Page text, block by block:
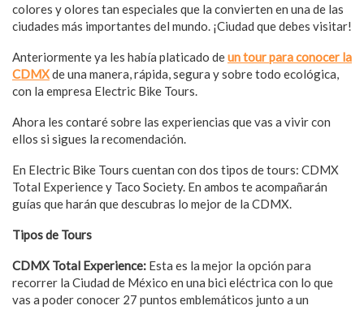
colores y olores tan especiales que la convierten en una de las
ciudades más importantes del mundo. ¡Ciudad que debes visitar!
Anteriormente ya les había platicado deun tour para conocer la
CDMXde una manera, rápida, segura y sobre todo ecológica,
con la empresa Electric Bike Tours.
Ahora les contaré sobre las experiencias que vas a vivir con
ellos si sigues la recomendación.
En Electric Bike Tours cuentan con dos tipos de tours: CDMX
Total Experience y Taco Society. En ambos te acompañarán
guías que harán que descubras lo mejor de la CDMX.
Tipos de Tours
CDMX Total Experience: Esta es la mejor la opción para
recorrer la Ciudad de México en una bici eléctrica con lo que
vas a poder conocer 27 puntos emblemáticos junto a un